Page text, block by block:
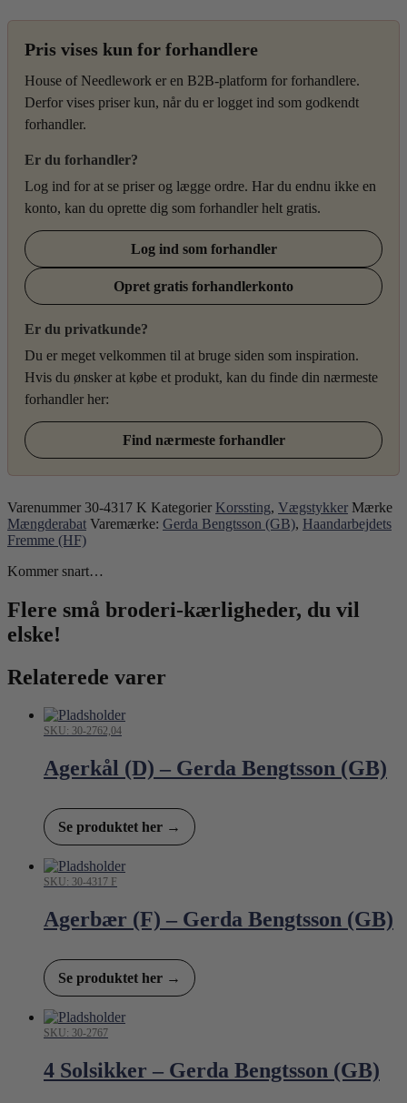
Pris vises kun for forhandlere
House of Needlework er en B2B-platform for forhandlere.
Derfor vises priser kun, når du er logget ind som godkendt
forhandler.
Er du forhandler?
Log ind for at se priser og lægge ordre. Har du endnu ikke en
konto, kan du oprette dig som forhandler helt gratis.
Log ind som forhandler
Opret gratis forhandlerkonto
Er du privatkunde?
Du er meget velkommen til at bruge siden som inspiration.
Hvis du ønsker at købe et produkt, kan du finde din nærmeste
forhandler her:
Find nærmeste forhandler
Varenummer 30-4317 K Kategorier Korssting, Vægstykker Mærke
Mængderabat Varemærke: Gerda Bengtsson (GB), Haandarbejdets
Fremme (HF)
Kommer snart…
Flere små broderi-kærligheder, du vil
elske!
Relaterede varer
SKU: 30-2762,04
Agerkål (D) – Gerda Bengtsson (GB)
Se produktet her →
SKU: 30-4317 F
Agerbær (F) – Gerda Bengtsson (GB)
Se produktet her →
SKU: 30-2767
4 Solsikker – Gerda Bengtsson (GB)